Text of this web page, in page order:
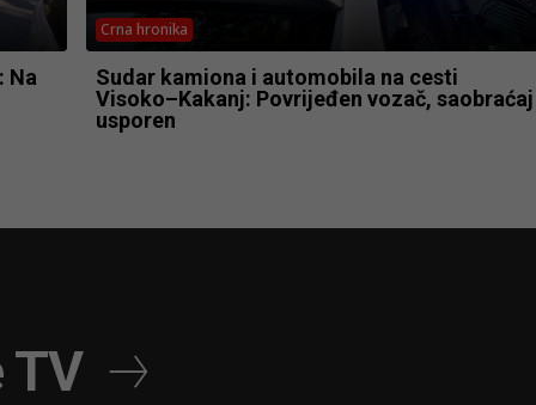
Na
Crna hronika
Sudar kamiona i automobila na cesti
Visoko–Kakanj: Povrijeđen vozač, saobraćaj
usporen
TV